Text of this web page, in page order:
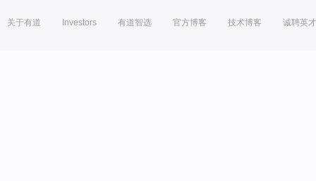
关于有道 Investors 有道智选 官方博客 技术博客 诚聘英才